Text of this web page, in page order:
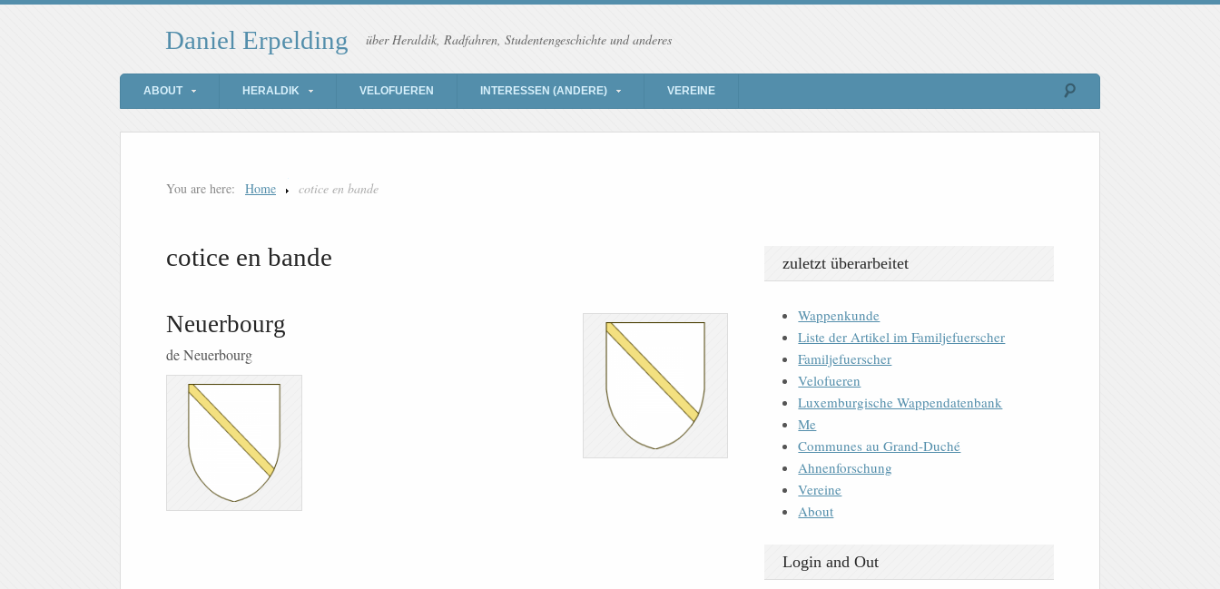
Daniel Erpelding über Heraldik, Radfahren, Studentengeschichte und anderes
ABOUT HERALDIK VELOFUEREN INTERESSEN (ANDERE) VEREINE
You are here: Home cotice en bande
cotice en bande
Neuerbourg
de Neuerbourg
zuletzt überarbeitet
Wappenkunde
Liste der Artikel im Familjefuerscher
Familjefuerscher
Velofueren
Luxemburgische Wappendatenbank
Me
Communes au Grand-Duché
Ahnenforschung
Vereine
About
Login and Out